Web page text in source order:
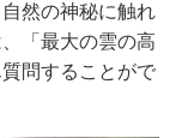
然の神秘に触れ
「最大の雲の高
問することがで